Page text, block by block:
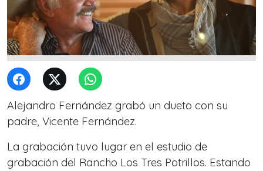
Alejandro Fernández grabó un dueto con su
padre, Vicente Fernández.
La grabación tuvo lugar en el estudio de
grabación del Rancho Los Tres Potrillos. Estando